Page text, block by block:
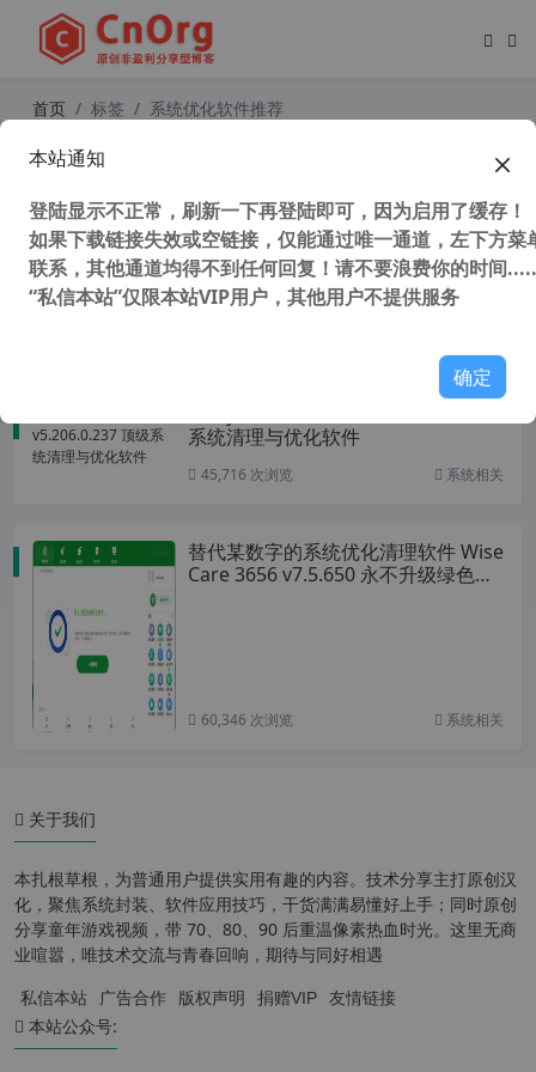
首页 标签 系统优化软件推荐
Advanced System Optimizer v3.9.3
解版
系统清理与优化软件
45,716 次浏览 系统相关
替代某数字的系统优化清理软件 Wise
Care 3656 v7.5.650 永不升级绿色安
60,346 次浏览 系统相关
关于我们
本扎根草根，为普通用户提供实用有趣的内容。技术分享主打原创汉
化，聚焦系统封装、软件应用技巧，干货满满易懂好上手；同时原创
分享童年游戏视频，带 70、80、90 后重温像素热血时光。这里无商
业喧嚣，唯技术交流与青春回响，期待与同好相遇
私信本站 广告合作 版权声明 捐赠VIP 友情链接
本站公众号:
本站通知
登陆显示不正常，刷新一下再登陆即可，因为启用了缓存！
如果下载链接失效或空链接，仅能通过唯一通道，左下方菜
联系，其他通道均得不到任何回复！请不要浪费你的时间
“私信本站”仅限本站VIP用户，其他用户不提供服务
确定